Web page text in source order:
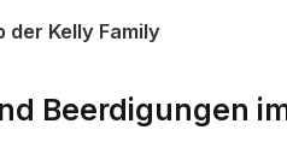
Kelly Family
Beerdigungen